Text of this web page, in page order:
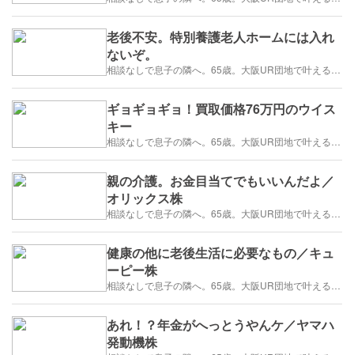
老後不安。特別養護老人ホームには入れ
ないぞ。
ギョギョギョ！買取価格76万円のウイス
キー
親の介護。お金目当てでもいいんだよ／
オリックス株
健康の他に老後生活に必要なもの／キュ
ーピー株
あれ！？年金がへっとうやんケ／ヤマハ
発動機株